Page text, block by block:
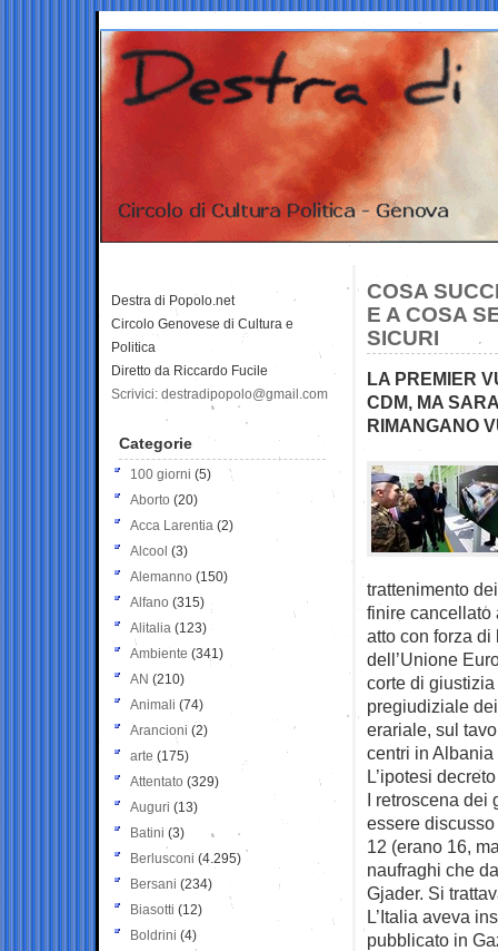
COSA
E A COSA
SICURI
LA PREMIER
CDM, MA
RIMANGANO
trattenimento
finire cancellato
atto con forza
dell’Unione
corte di
pregiudiziale
erariale, sul
centri in Albania
L’ipotesi decreto
I retroscena dei
essere
12 (erano 16,
naufraghi che
Gjader. Si
L’Italia aveva
pubblicato in
Destra di Popolo.net
Circolo Genovese di Cultura e
Politica
Diretto da Riccardo Fucile
Scrivici: destradipopolo@gmail.com
Categorie
100 giorni (5)
Aborto (20)
Acca Larentia (2)
Alcool (3)
Alemanno (150)
Alfano (315)
Alitalia (123)
Ambiente (341)
AN (210)
Animali (74)
Arancioni (2)
arte (175)
Attentato (329)
Auguri (13)
Batini (3)
Berlusconi (4.295)
Bersani (234)
Biasotti (12)
Boldrini (4)